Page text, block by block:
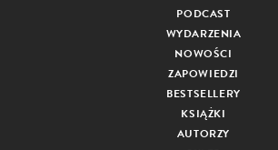
PODCAST
WYDARZENIA
NOWOŚCI
ZAPOWIEDZI
BESTSELLERY
KSIĄŻKI
AUTORZY